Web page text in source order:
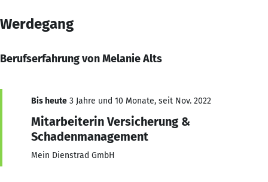
Werdegang
Berufserfahrung von Melanie Alts
Bis heute 3 Jahre und 10 Monate, seit Nov. 2022
Mitarbeiterin Versicherung &
Schadenmanagement
Mein Dienstrad GmbH